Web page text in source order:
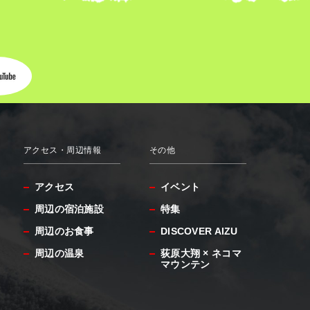
アクセス・周辺情報
アクセス
周辺の宿泊施設
周辺のお食事
周辺の温泉
その他
イベント
特集
DISCOVER AIZU
荻原大翔 × ネコマ
マウンテン